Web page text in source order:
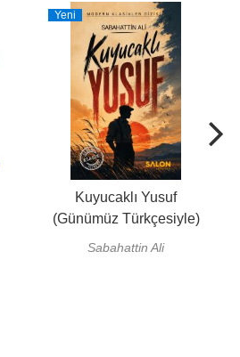
Yeni
Kuyucaklı Yusuf
(Günümüz Türkçesiyle)
Sabahattin Ali